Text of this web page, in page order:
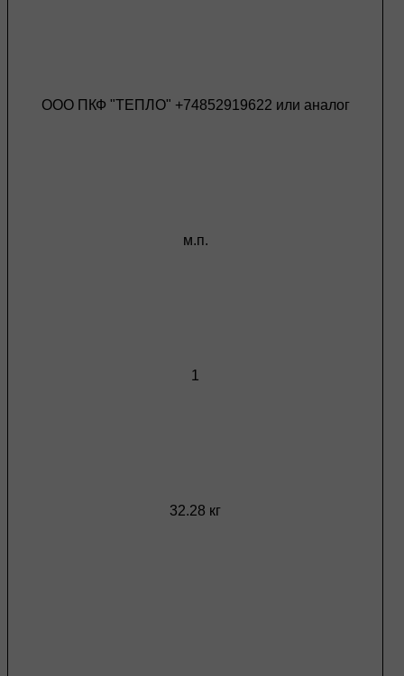
ООО ПКФ "ТЕПЛО" +74852919622 или аналог
м.п.
1
32.28 кг